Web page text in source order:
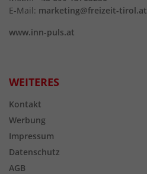
E-Mail: marketing@freizeit-tirol.at
www.inn-puls.at
WEITERES
Kontakt
Werbung
Impressum
Datenschutz
AGB